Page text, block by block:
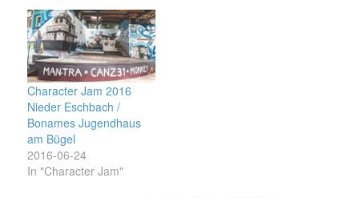
Character Jam 2016
Nieder Eschbach /
Bonames Jugendhaus
am Bügel
2016-06-24
In "Character Jam"